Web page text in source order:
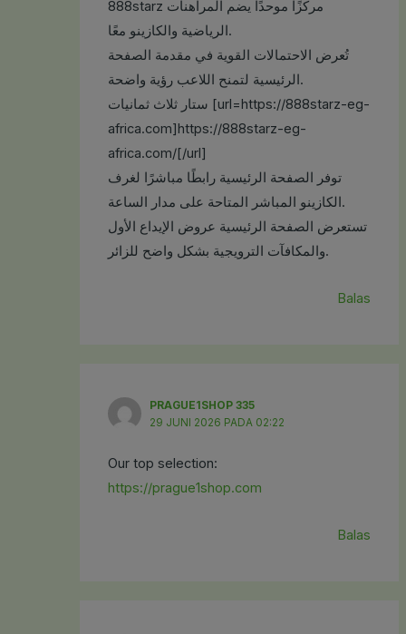
888starz مركزًا موحدًا يضم المراهنات
الرياضية والكازينو معًا.
تُعرض الاحتمالات القوية في مقدمة الصفحة
الرئيسية لتمنح اللاعب رؤية واضحة.
ستار ثلاث ثمانيات [url=https://888starz-eg-
africa.com]https://888starz-eg-
africa.com/[/url]
توفر الصفحة الرئيسية رابطًا مباشرًا لغرف
الكازينو المباشر المتاحة على مدار الساعة.
تستعرض الصفحة الرئيسية عروض الإيداع الأول
والمكافآت الترويجية بشكل واضح للزائر.
Balas
PRAGUE1SHOP 335
29 JUNI 2026 PADA 02:22
Our top selection:
https://prague1shop.com
Balas